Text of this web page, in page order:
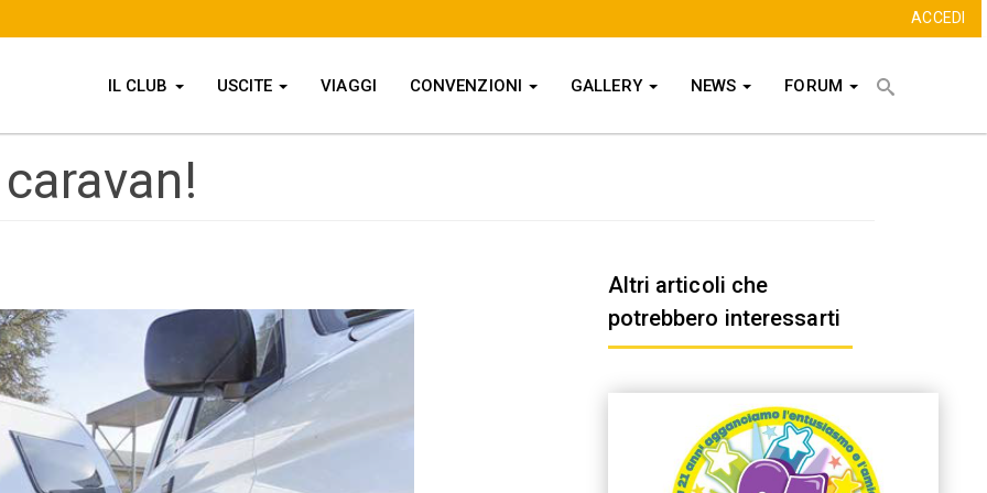
ACCEDI
IL CLUB USCITE VIAGGI CONVENZIONI GALLERY NEWS FORUM CercaCERCA
Altri articoli che
potrebbero interessarti